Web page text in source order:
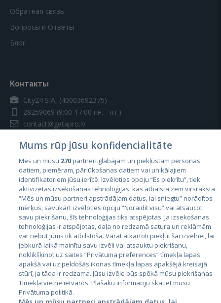
Обратная связь
Вопросы и Ответы
Блог
Контакты
City24 SIA, (40003692375)
28259069 (9:00-17:00 пн. - пт.)
contact@getapro.lv
Страны
Эстония
Латвия
Литва
Mums rūp jūsu konfidencialitāte
Mēs un mūsu 270partneri glabājam un piekļūstam personas
datiem, piemēram, pārlūkošanas datiem vai unikālajiem
identifikatoriem jūsu ierīcē. Izvēloties opciju “Es piekrītu”, tiek
aktivizētas izsekošanas tehnoloģijas, kas atbalsta zem virsraksta
“Mēs un mūsu partneri apstrādājam datus, lai sniegtu” norādītos
mērķus, savukārt izvēloties opciju “Noraidīt visu” vai atsaucot
savu piekrišanu, šīs tehnoloģijas tiks atspējotas. Ja izsekošanas
tehnoloģijas ir atspējotas, daļa no redzamā satura un reklāmām
var nebūt jums tik atbilstoša. Varat atkārtoti piekļūt šai izvēlnei, lai
jebkurā laikā mainītu savu izvēli vai atsauktu piekrišanu,
noklikšķinot uz saites “Privātuma preferences” tīmekļa lapas
apakšā vai uz peldošās ikonas tīmekļa lapas apakšējā kreisajā
stūrī, ja tāda ir redzama. Jūsu izvēle būs spēkā mūsu piekrišanas
Tīmekļa vietne ietvaros. Plašāku informāciju skatiet mūsu
Privātuma politikā.